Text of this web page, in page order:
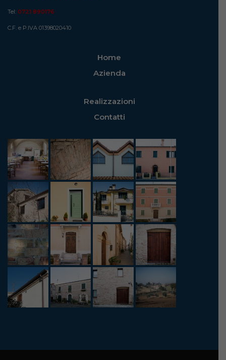
Tel: 0721 890176
C.F. e P.IVA 01398020410
Home
Azienda
Realizzazioni
Contatti